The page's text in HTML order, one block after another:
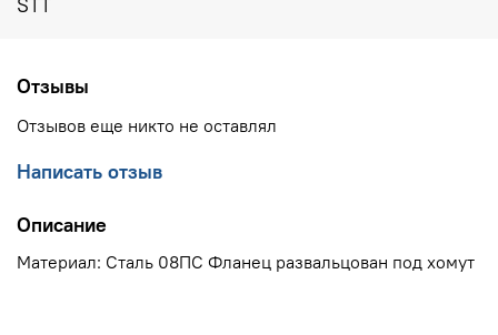
STT
Отзывы
Отзывов еще никто не оставлял
Написать отзыв
Описание
Материал: Сталь 08ПС Фланец развальцован под хомут